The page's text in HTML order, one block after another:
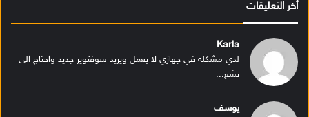
أخر التعليقات
Karla
لدي مشكله في جهازي لا يعمل ويريد سوفتوير جديد واحتاج الى
تشغ...
يوسف